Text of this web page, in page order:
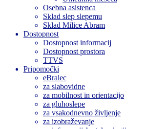
Osebna asistenca
Sklad slep slepemu
Sklad Milice Abram
Dostopnost
Dostopnost informacij
Dostopnost prostora
TTVS
Pripomočki
eBralec
za slabovidne
za mobilnost in orientacijo
za gluhoslepe
za vsakodnevno življenje
za izobraževanje